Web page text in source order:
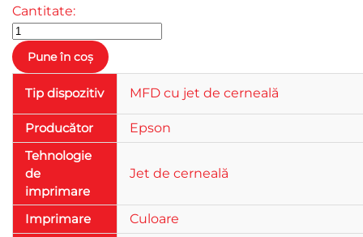
Cantitate:
Tip dispozitiv MFD cu jet de cerneală
Producător
Epson
Tehnologie
de
imprimare
Jet de cerneală
Imprimare
Culoare